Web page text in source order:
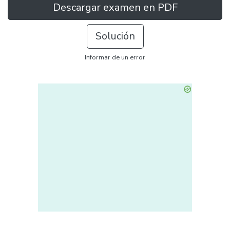
Descargar examen en PDF
Solución
Informar de un error